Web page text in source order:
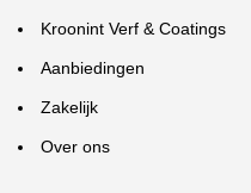
Kroonint Verf & Coatings
Aanbiedingen
Zakelijk
Over ons